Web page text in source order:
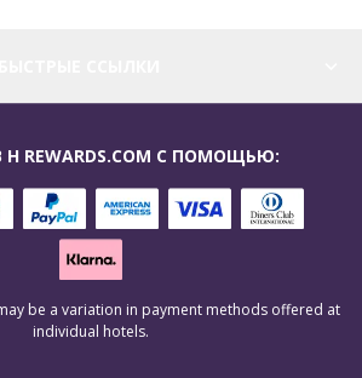
REWARDS.COM С ПОМОЩЬЮ:
be a variation in payment methods offered at
individual hotels.